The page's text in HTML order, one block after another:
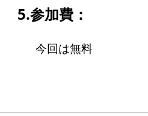
お手続き
5.参加費：
今回は無料